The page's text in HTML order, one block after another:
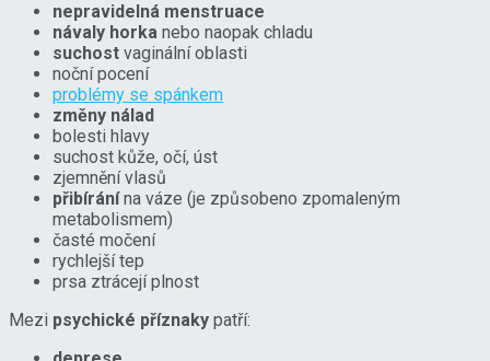
nepravidelná menstruace
návaly horka nebo naopak chladu
suchost vaginální oblasti
noční pocení
problémy se spánkem
změny nálad
bolesti hlavy
suchost kůže, očí, úst
zjemnění vlasů
přibíránína váze (je způsobeno zpomaleným
metabolismem)
časté močení
rychlejší tep
prsa ztrácejí plnost
Mezi psychické příznaky patří: